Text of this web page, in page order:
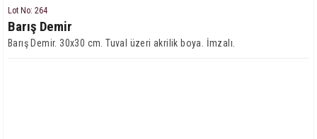
Lot No: 264
Barış Demir
Barış Demir. 30x30 cm. Tuval üzeri akrilik boya. İmzalı.